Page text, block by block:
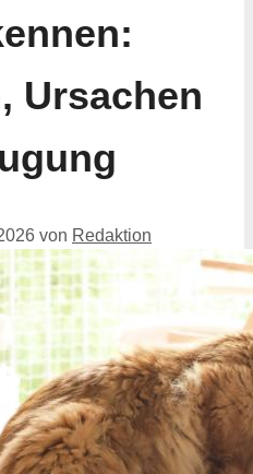
Ursachen
von Redaktion